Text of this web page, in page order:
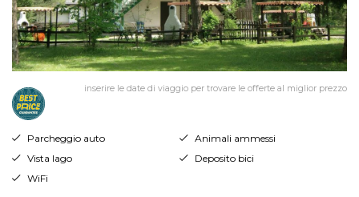
inserire le date di viaggio per trovare le offerte al miglior prezzo
Parcheggio auto
Animali ammessi
Vista lago
Deposito bici
WiFi